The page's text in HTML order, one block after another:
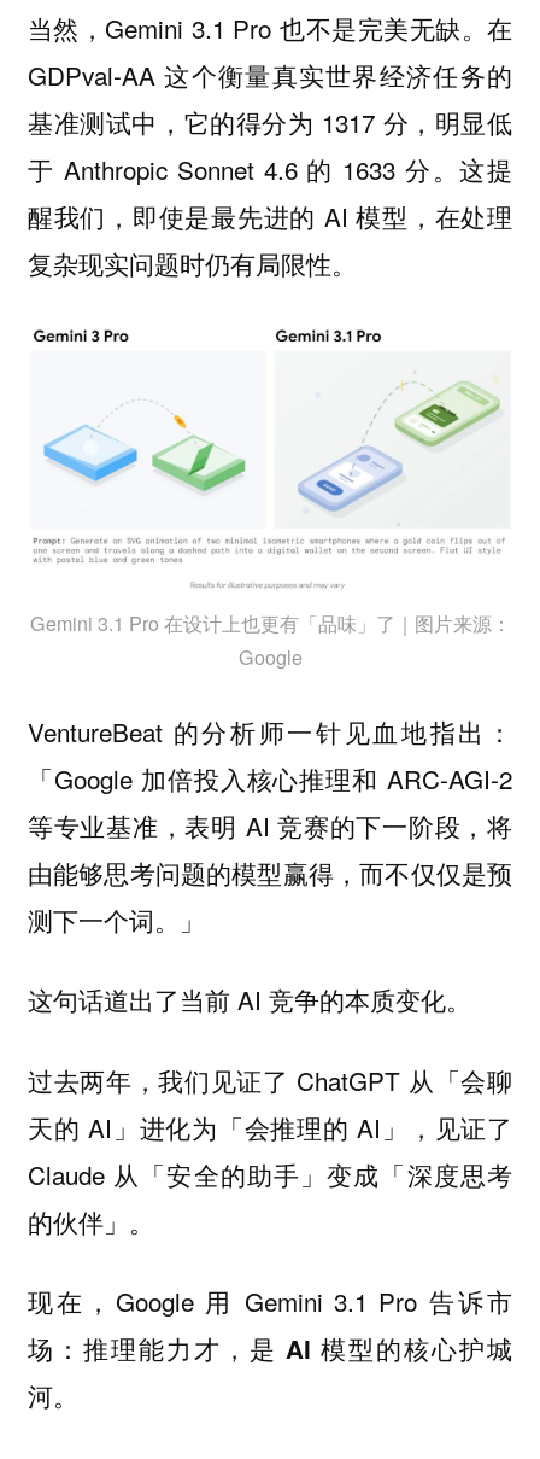
当然，Gemini 3.1 Pro 也不是完美无缺。在
GDPval-AA 这个衡量真实世界经济任务的
基准测试中，它的得分为 1317 分，明显低
于 Anthropic Sonnet 4.6 的 1633 分。这提
醒我们，即使是最先进的 AI 模型，在处理
复杂现实问题时仍有局限性。
Gemini 3.1 Pro 在设计上也更有「品味」了｜图片来源：
Google
VentureBeat 的分析师一针见血地指出：
「Google 加倍投入核心推理和 ARC-AGI-2
等专业基准，表明 AI 竞赛的下一阶段，将
由能够思考问题的模型赢得，而不仅仅是预
测下一个词。」
这句话道出了当前 AI 竞争的本质变化。
过去两年，我们见证了 ChatGPT 从「会聊
天的 AI」进化为「会推理的 AI」，见证了
Claude 从「安全的助手」变成「深度思考
的伙伴」。
现在，Google 用 Gemini 3.1 Pro 告诉市
场： 推理能力才，是 AI 模型的核心护城
河。